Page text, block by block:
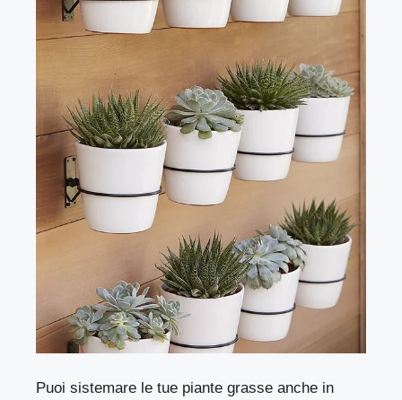
Puoi sistemare le tue piante grasse anche in